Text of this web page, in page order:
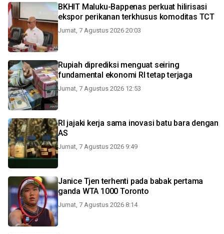
BKHIT Maluku-Bappenas perkuat hilirisasi
ekspor perikanan terkhusus komoditas TCT
Jumat, 7 Agustus 2026 20:03
Rupiah diprediksi menguat seiring
fundamental ekonomi RI tetap terjaga
Jumat, 7 Agustus 2026 12:53
RI jajaki kerja sama inovasi batu bara dengan
AS
Jumat, 7 Agustus 2026 9:49
Janice Tjen terhenti pada babak pertama
ganda WTA 1000 Toronto
Jumat, 7 Agustus 2026 8:14